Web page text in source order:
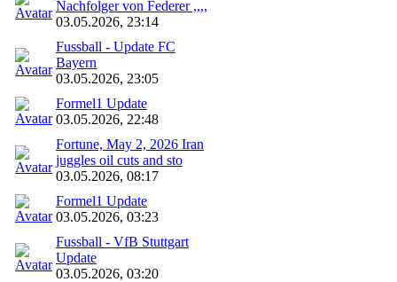
Nachfolger von Federer ,,,,
03.05.2026, 23:14
Fussball - Update FC
Bayern
03.05.2026, 23:05
Formel1 Update
03.05.2026, 22:48
Fortune, May 2, 2026 Iran
juggles oil cuts and sto
03.05.2026, 08:17
Formel1 Update
03.05.2026, 03:23
Fussball - VfB Stuttgart
Update
03.05.2026, 03:20